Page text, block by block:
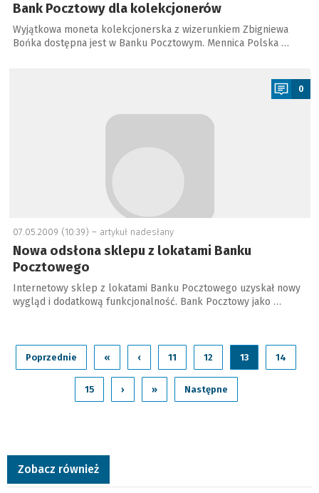
Bank Pocztowy dla kolekcjonerów
Wyjątkowa moneta kolekcjonerska z wizerunkiem Zbigniewa
Bońka dostępna jest w Banku Pocztowym. Mennica Polska …
0
07.05.2009 (10:39) – artykuł nadesłany
Nowa odsłona sklepu z lokatami Banku
Pocztowego
Internetowy sklep z lokatami Banku Pocztowego uzyskał nowy
wygląd i dodatkową funkcjonalność. Bank Pocztowy jako …
Poprzednie « ‹ 11 12 13 14
15 › » Następne
Zobacz również